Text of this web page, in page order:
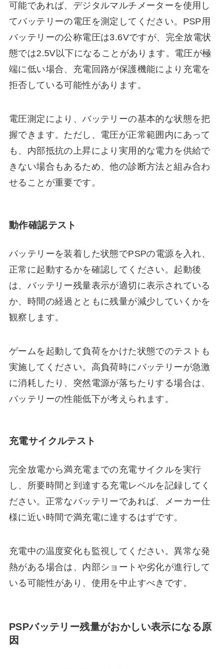
可能であれば、デジタルマルチメーターを使用し
てバッテリーの電圧を測定してください。PSP用
バッテリーの公称電圧は3.6Vですが、完全放電状
態では2.5V以下になることがあります。電圧が極
端に低い場合、充電回路が保護機能により充電を
拒否している可能性があります。
電圧測定により、バッテリーの基本的な状態を把
握できます。ただし、電圧が正常範囲内にあって
も、内部抵抗の上昇により実用的な電力を供給で
きない場合もあるため、他の診断方法と組み合わ
せることが重要です。
動作確認テスト
バッテリーを装着した状態でPSPの電源を入れ、
正常に起動するかを確認してください。起動後
は、バッテリー残量表示が適切に表示されている
か、時間の経過とともに残量が減少していくかを
観察します。
ゲームを起動して負荷をかけた状態でのテストも
実施してください。高負荷時にバッテリーが急激
に消耗したり、突然電源が落ちたりする場合は、
バッテリーの性能低下が考えられます。
充電サイクルテスト
完全放電から満充電までの充電サイクルを実行
し、所要時間と到達する充電レベルを記録してく
ださい。正常なバッテリーであれば、メーカー仕
様に近い時間で満充電に達するはずです。
充電中の温度変化も監視してください。異常な発
熱がある場合は、内部ショートや劣化が進行して
いる可能性があり、使用を中止すべきです。
PSPバッテリー残量がおかしい表示になる原
因